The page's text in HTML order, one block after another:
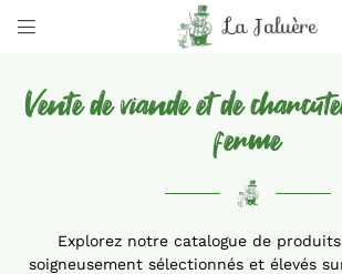

02 43 95 80 96
Vente de viande et de
ferme
Explorez notre catalogue de
soigneusement sélectionnés et élevés